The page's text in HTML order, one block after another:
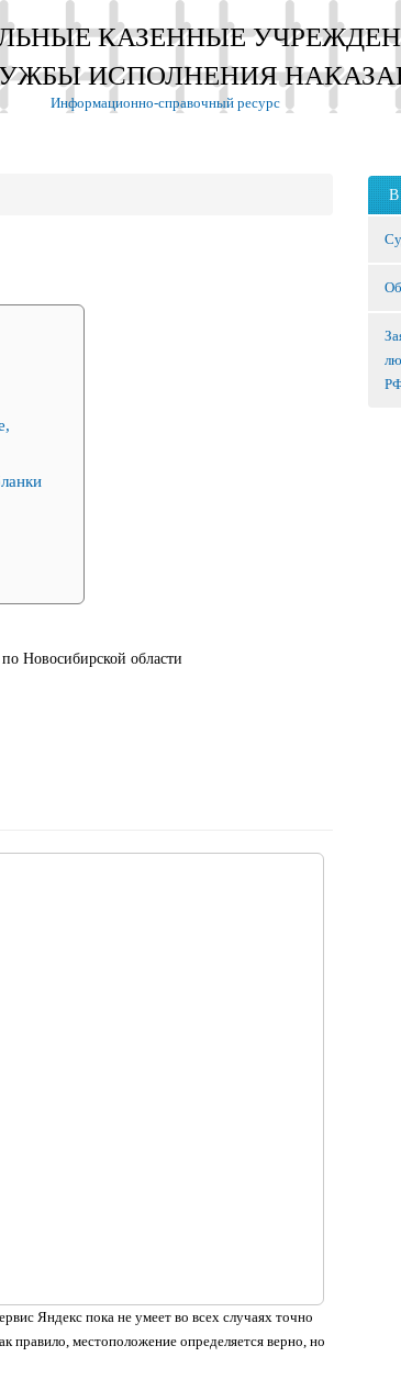
КАЗЕННЫЕ
ИСПОЛНЕНИЯ
Информационно-справочный ресурс
Новосибирской области
Яндекс пока не умеет во всех случаях точно
правило, местоположение определяется верно, но
В